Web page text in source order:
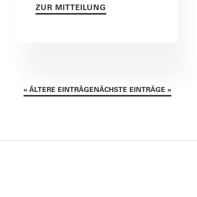
ZUR MITTEILUNG
« ÄLTERE EINTRÄGENÄCHSTE EINTRÄGE »